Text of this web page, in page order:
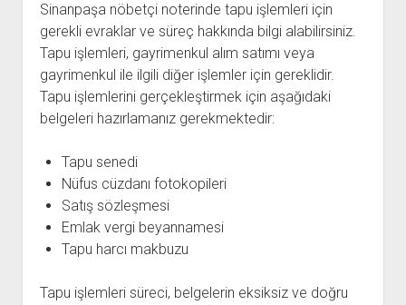
Sinanpaşa nöbetçi noterinde tapu işlemleri için
gerekli evraklar ve süreç hakkında bilgi alabilirsiniz.
Tapu işlemleri, gayrimenkul alım satımı veya
gayrimenkul ile ilgili diğer işlemler için gereklidir.
Tapu işlemlerini gerçekleştirmek için aşağıdaki
belgeleri hazırlamanız gerekmektedir:
Tapu senedi
Nüfus cüzdanı fotokopileri
Satış sözleşmesi
Emlak vergi beyannamesi
Tapu harcı makbuzu
Tapu işlemleri süreci, belgelerin eksiksiz ve doğru